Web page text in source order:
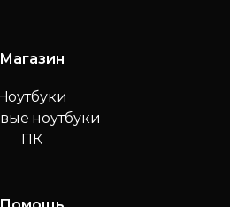
Магазин
ноутбуки
ПК